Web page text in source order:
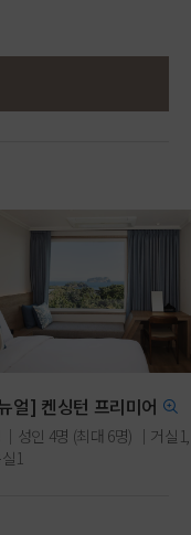
얼] 켄싱턴 프리미어
성인 4명 (최대 6명) ｜거실
1